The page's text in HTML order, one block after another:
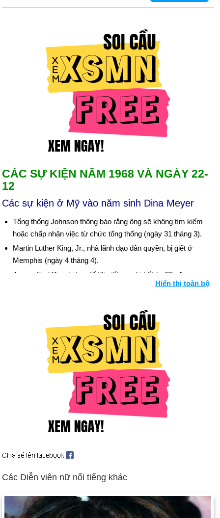
CÁC SỰ KIỆN NĂM 1968 VÀ NGÀY 22-
12
Các sự kiện ở Mỹ vào năm sinh Dina Meyer
Tổng thống Johnson thông báo rằng ông sẽ không tìm kiếm
hoặc chấp nhận việc từ chức tổng thống (ngày 31 tháng 3).
Martin Luther King, Jr., nhà lãnh đạo dân quyền, bị giết ở
Memphis (ngày 4 tháng 4).
James Earl Ray, bị truy tố tội giết vua, bị kết án 99 năm.
Sen. Robert F. Kennedy bị bắn và bị thương nặng tại khách
tháng 6) — ngày 6 tháng 6. Bối cảnh: Dòng thời gian của bi
kịch Kennedy
Ngày sinh Dina Meyer (22-12) trong lịch sử
Ngày 22-12 năm 1772:Các nhà truyền giáo Moravian xây
dựng ngôi trường học đầu tiên ở phía tây Dãy núi Allegheny,
Schoenbrunn, Ohio
Ngày 22-12 năm 1807:
Quốc hội Hoa Kỳ đã thông qua Đạo
Ngày 22-12 năm 1864:Trong cuộc Nội chiến, tướng Liên minh
Lincoln rằng, "Tôi xin được giới thiệu thành phố Savannah như
một món quà Giáng sinh."
Ngày 22-12 năm 1894:Sĩ quan quân đội Pháp, Đại úy Alfred
án.
Ngày 22-12 năm 1989:
Nhà viết kịch Samuel Beckett qua đời
Hiển thị toàn bộ
Các Diễn viên nữ nổi tiếng khác